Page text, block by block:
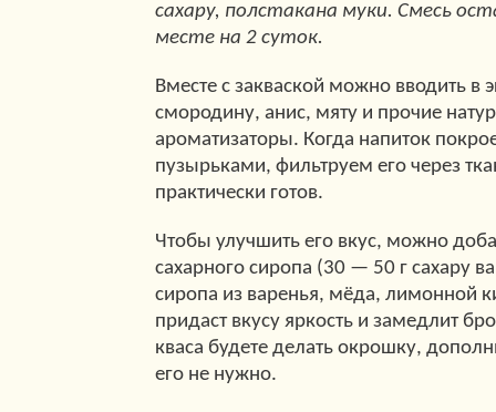
сахару, полстакана муки. Смесь
месте на 2 суток.
Вместе с закваской можно вводить в
смородину, анис, мяту и прочие
ароматизаторы. Когда напиток
пузырьками, фильтруем его через
практически готов.
Чтобы улучшить его вкус, можно
сахарного сиропа (30 — 50 г сахару
сиропа из варенья, мёда, лимонной
придаст вкусу яркость и замедлит
кваса будете делать окрошку,
его не нужно.